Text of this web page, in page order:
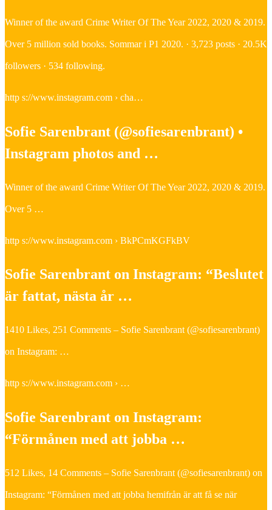
Winner of the award Crime Writer Of The Year 2022, 2020 & 2019.
Over 5 million sold books. Sommar i P1 2020. · 3,723 posts · 20.5K
followers · 534 following.
http s://www.instagram.com › cha…
Sofie Sarenbrant (@sofiesarenbrant) •
Instagram photos and …
Winner of the award Crime Writer Of The Year 2022, 2020 & 2019.
Over 5 …
http s://www.instagram.com › BkPCmKGFkBV
Sofie Sarenbrant on Instagram: “Beslutet
är fattat, nästa år …
1410 Likes, 251 Comments – Sofie Sarenbrant (@sofiesarenbrant)
on Instagram: …
http s://www.instagram.com › …
Sofie Sarenbrant on Instagram:
“Förmånen med att jobba …
512 Likes, 14 Comments – Sofie Sarenbrant (@sofiesarenbrant) on
Instagram: “Förmånen med att jobba hemifrån är att få se när